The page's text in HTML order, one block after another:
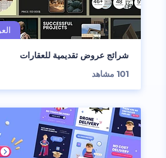
شرائج عروض تقديمية للعقارات
101 مشاهد